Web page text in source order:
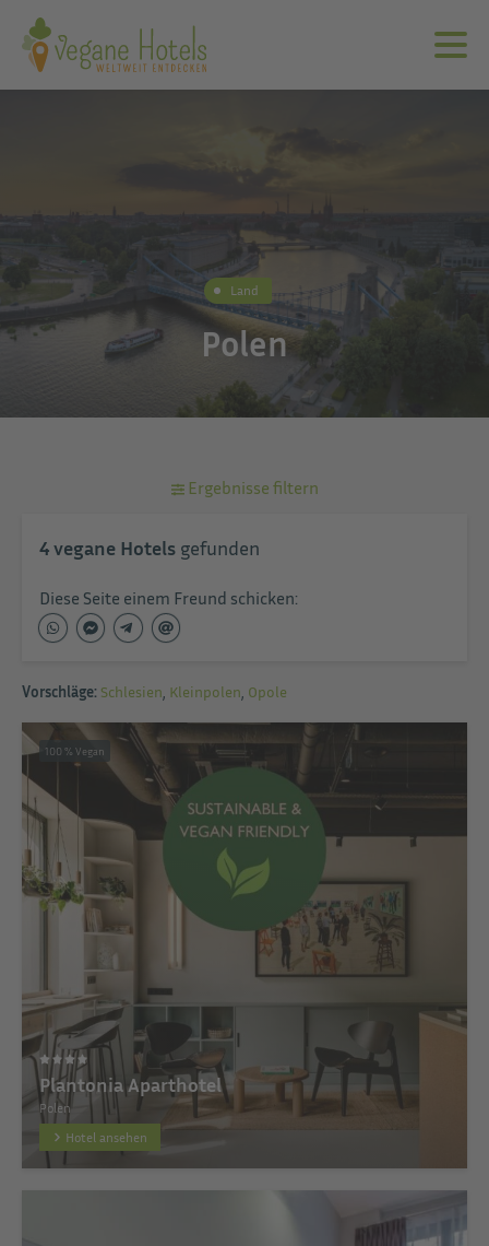
Land
Polen
Ergebnisse filtern
4vegane Hotels gefunden
Diese Seite einem Freund schicken:
Vorschläge: Schlesien Kleinpolen Opole
100 % Vegan
Plantonia Aparthotel
Polen
Hotel ansehen